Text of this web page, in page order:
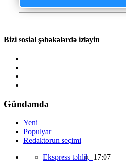
Bizi sosial şəbəkələrdə izləyin
Gündəmdə
Yeni
Populyar
Redaktorun seçimi
Ekspress təhlil, 17:07